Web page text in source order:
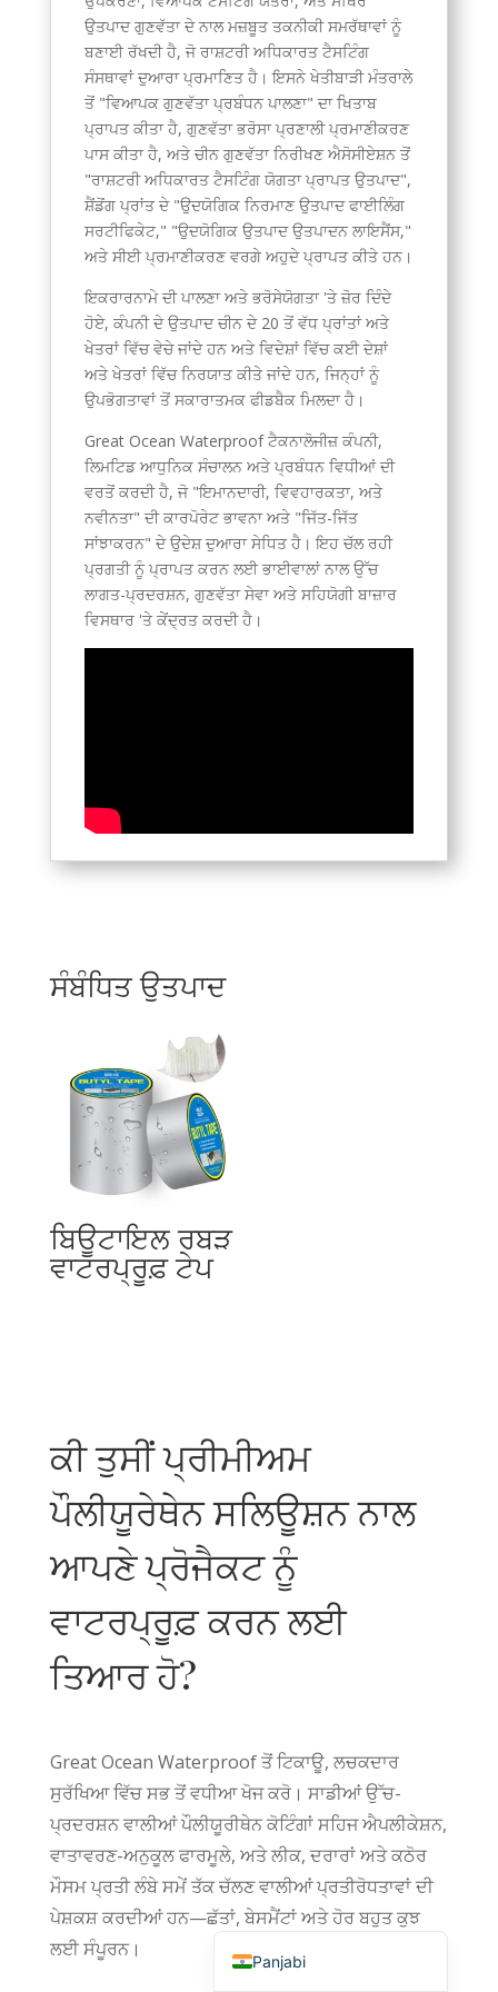
ਉਤਪਾਦ ਗੁਣਵੱਤਾ ਦੇ ਨਾਲ ਮਜ਼ਬੂਤ ​​ਤਕਨੀਕੀ ਸਮਰੱਥਾਵਾਂ ਨੂੰ
ਬਣਾਈ ਰੱਖਦੀ ਹੈ, ਜੋ ਰਾਸ਼ਟਰੀ ਅਧਿਕਾਰਤ ਟੈਸਟਿੰਗ
ਸੰਸਥਾਵਾਂ ਦੁਆਰਾ ਪ੍ਰਮਾਣਿਤ ਹੈ। ਇਸਨੇ ਖੇਤੀਬਾੜੀ ਮੰਤਰਾਲੇ
ਤੋਂ "ਵਿਆਪਕ ਗੁਣਵੱਤਾ ਪ੍ਰਬੰਧਨ ਪਾਲਣਾ" ਦਾ ਖਿਤਾਬ
ਪ੍ਰਾਪਤ ਕੀਤਾ ਹੈ, ਗੁਣਵੱਤਾ ਭਰੋਸਾ ਪ੍ਰਣਾਲੀ ਪ੍ਰਮਾਣੀਕਰਣ
ਪਾਸ ਕੀਤਾ ਹੈ, ਅਤੇ ਚੀਨ ਗੁਣਵੱਤਾ ਨਿਰੀਖਣ ਐਸੋਸੀਏਸ਼ਨ ਤੋਂ
"ਰਾਸ਼ਟਰੀ ਅਧਿਕਾਰਤ ਟੈਸਟਿੰਗ ਯੋਗਤਾ ਪ੍ਰਾਪਤ ਉਤਪਾਦ",
ਸ਼ੈਂਡੋਂਗ ਪ੍ਰਾਂਤ ਦੇ "ਉਦਯੋਗਿਕ ਨਿਰਮਾਣ ਉਤਪਾਦ ਫਾਈਲਿੰਗ
ਸਰਟੀਫਿਕੇਟ," "ਉਦਯੋਗਿਕ ਉਤਪਾਦ ਉਤਪਾਦਨ ਲਾਇਸੈਂਸ,"
ਅਤੇ ਸੀਈ ਪ੍ਰਮਾਣੀਕਰਣ ਵਰਗੇ ਅਹੁਦੇ ਪ੍ਰਾਪਤ ਕੀਤੇ ਹਨ।
ਇਕਰਾਰਨਾਮੇ ਦੀ ਪਾਲਣਾ ਅਤੇ ਭਰੋਸੇਯੋਗਤਾ 'ਤੇ ਜ਼ੋਰ ਦਿੰਦੇ
ਹੋਏ, ਕੰਪਨੀ ਦੇ ਉਤਪਾਦ ਚੀਨ ਦੇ 20 ਤੋਂ ਵੱਧ ਪ੍ਰਾਂਤਾਂ ਅਤੇ
ਖੇਤਰਾਂ ਵਿੱਚ ਵੇਚੇ ਜਾਂਦੇ ਹਨ ਅਤੇ ਵਿਦੇਸ਼ਾਂ ਵਿੱਚ ਕਈ ਦੇਸ਼ਾਂ
ਅਤੇ ਖੇਤਰਾਂ ਵਿੱਚ ਨਿਰਯਾਤ ਕੀਤੇ ਜਾਂਦੇ ਹਨ, ਜਿਨ੍ਹਾਂ ਨੂੰ
ਉਪਭੋਗਤਾਵਾਂ ਤੋਂ ਸਕਾਰਾਤਮਕ ਫੀਡਬੈਕ ਮਿਲਦਾ ਹੈ।
Great Ocean Waterproof ਟੈਕਨਾਲੋਜੀਜ਼ ਕੰਪਨੀ,
ਲਿਮਟਿਡ ਆਧੁਨਿਕ ਸੰਚਾਲਨ ਅਤੇ ਪ੍ਰਬੰਧਨ ਵਿਧੀਆਂ ਦੀ
ਵਰਤੋਂ ਕਰਦੀ ਹੈ, ਜੋ "ਇਮਾਨਦਾਰੀ, ਵਿਵਹਾਰਕਤਾ, ਅਤੇ
ਨਵੀਨਤਾ" ਦੀ ਕਾਰਪੋਰੇਟ ਭਾਵਨਾ ਅਤੇ "ਜਿੱਤ-ਜਿੱਤ
ਸਾਂਝਾਕਰਨ" ਦੇ ਉਦੇਸ਼ ਦੁਆਰਾ ਸੇਧਿਤ ਹੈ। ਇਹ ਚੱਲ ਰਹੀ
ਪ੍ਰਗਤੀ ਨੂੰ ਪ੍ਰਾਪਤ ਕਰਨ ਲਈ ਭਾਈਵਾਲਾਂ ਨਾਲ ਉੱਚ
ਲਾਗਤ-ਪ੍ਰਦਰਸ਼ਨ, ਗੁਣਵੱਤਾ ਸੇਵਾ ਅਤੇ ਸਹਿਯੋਗੀ ਬਾਜ਼ਾਰ
ਵਿਸਥਾਰ 'ਤੇ ਕੇਂਦ੍ਰਤ ਕਰਦੀ ਹੈ।
ਸੰਬੰਧਿਤ ਉਤਪਾਦ
ਬਿਊਟਾਇਲ ਰਬੜ
ਵਾਟਰਪ੍ਰੂਫ਼ ਟੇਪ
ਕੀ ਤੁਸੀਂ ਪ੍ਰੀਮੀਅਮ
ਪੌਲੀਯੂਰੇਥੇਨ ਸਲਿਊਸ਼ਨ ਨਾਲ
ਆਪਣੇ ਪ੍ਰੋਜੈਕਟ ਨੂੰ
ਵਾਟਰਪ੍ਰੂਫ਼ ਕਰਨ ਲਈ
ਤਿਆਰ ਹੋ?
Great Ocean Waterproof ਤੋਂ ਟਿਕਾਊ, ਲਚਕਦਾਰ
ਸੁਰੱਖਿਆ ਵਿੱਚ ਸਭ ਤੋਂ ਵਧੀਆ ਖੋਜ ਕਰੋ। ਸਾਡੀਆਂ ਉੱਚ-
ਪ੍ਰਦਰਸ਼ਨ ਵਾਲੀਆਂ ਪੌਲੀਯੂਰੀਥੇਨ ਕੋਟਿੰਗਾਂ ਸਹਿਜ ਐਪਲੀਕੇਸ਼ਨ,
ਵਾਤਾਵਰਣ-ਅਨੁਕੂਲ ਫਾਰਮੂਲੇ, ਅਤੇ ਲੀਕ, ਦਰਾਰਾਂ ਅਤੇ ਕਠੋਰ
ਮੌਸਮ ਪ੍ਰਤੀ ਲੰਬੇ ਸਮੇਂ ਤੱਕ ਚੱਲਣ ਵਾਲੀਆਂ ਪ੍ਰਤੀਰੋਧਤਾਵਾਂ ਦੀ
ਪੇਸ਼ਕਸ਼ ਕਰਦੀਆਂ ਹਨ—ਛੱਤਾਂ, ਬੇਸਮੈਂਟਾਂ ਅਤੇ ਹੋਰ ਬਹੁਤ ਕੁਝ
ਲਈ ਸੰਪੂਰਨ।
Panjabi
English (United States)
Hindi
Japanese
Korean
Indonesian
English (South Africa)
Italian
Russian
English (Canada)
English (Australia)
Danish
Swedish
Chinese
Spanish (Argentina)
Thai
Hebrew
Bengali
Vietnamese
Finnish
Lithuanian
Myanmar
Urdu
Swahili
Amharic
Afrikaans